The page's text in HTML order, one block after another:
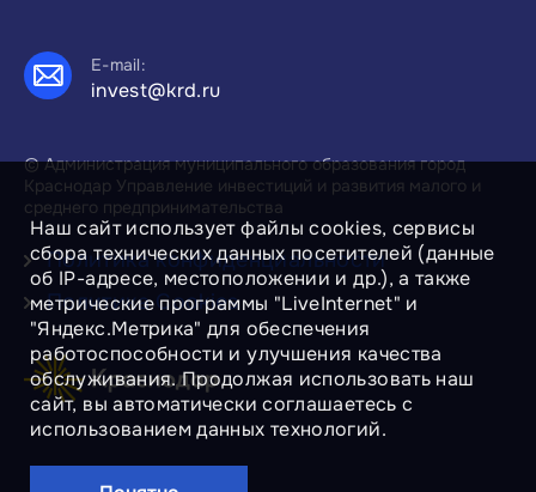
E-mail:
invest@krd.ru
© Администрация муниципального образования город
Краснодар Управление инвестиций и развития малого и
среднего предпринимательства
Политика конфиденциальности
Политика Cookies
Наш сайт использует файлы cookies, сервисы
сбора технических данных посетителей (данные
об IP-адресе, местоположении и др.), а также
метрические программы "LiveInternet" и
"Яндекс.Метрика" для обеспечения
работоспособности и улучшения качества
обслуживания. Продолжая использовать наш
сайт, вы автоматически соглашаетесь с
использованием данных технологий.